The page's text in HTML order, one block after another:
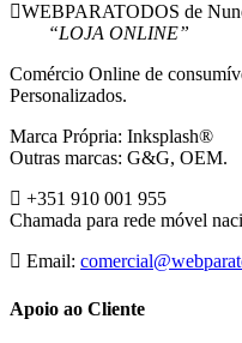
WEBPARATODOS de
“LOJA ONLINE”
Comércio Online de
Personalizados.
Marca Própria: Inksplash®
Outras marcas: G&G, OEM.
+351 910 001 955
Chamada para rede móvel
Email:
Apoio ao Cliente